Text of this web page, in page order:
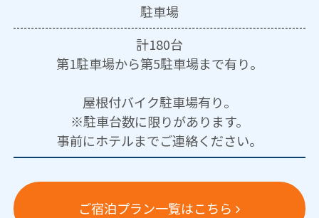
駐車場
計180台
第1駐車場から第5駐車場まで有り。
屋根付バイク駐車場有り。
※駐車台数に限りがあります。
事前にホテルまでご連絡ください。
ご宿泊プラン一覧はこちら